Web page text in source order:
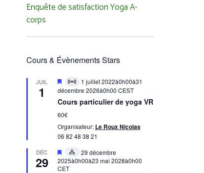
Enquête de satisfaction Yoga A-
corps
Cours & Évènements Stars
JUIL
1
Mis
enVirtual
évènement
1 juillet 2022à0h00à31
décembre 2026à0h00 CEST
Cours particulier de yoga VR
60€
Organisateur: Le Roux Nicolas
06 82 48 38 21
DÉC
29
Mis
en
avant
Hybrid
évènement
29 décembre
2025à0h00à23 mai 2028à0h00
CET